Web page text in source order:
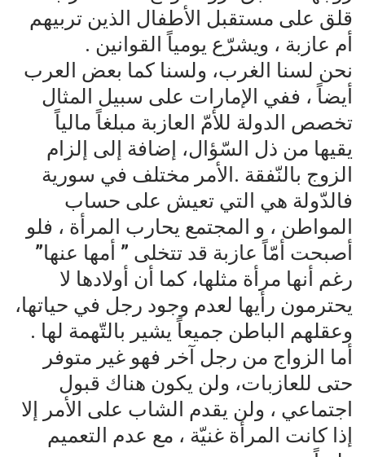
قلق على مستقبل الأطفال الذين تربيهم
أم عازبة ، ويشرّع يومياً القوانين .
نحن لسنا الغرب، ولسنا كما بعض العرب
أيضاً ، ففي الإمارات على سبيل المثال
تخصص الدولة للأمّ العازبة مبلغاً مالياً
يقيها من ذل السّؤال، إضافة إلى إلزام
الزوج بالنّفقة .الأمر مختلف في سورية
فالدّولة هي التي تعيش على حساب
المواطن ، و المجتمع يحارب المرأة ، فلو
أصبحت أمّاً عازبة قد تتخلى ” أمها عنها”
رغم أنها مرأة مثلها، كما أن أولادها لا
يحترمون رأيها لعدم وجود رجل في حياتها،
وعقلهم الباطن جميعاً يشير بالتّهمة لها .
أما الزواج من رجل آخر فهو غير متوفر
حتى للعازبات، ولن يكون هناك قبول
اجتماعي ، ولن يقدم الشاب على الأمر إلا
إذا كانت المرأة غنيّة ، مع عدم التعميم